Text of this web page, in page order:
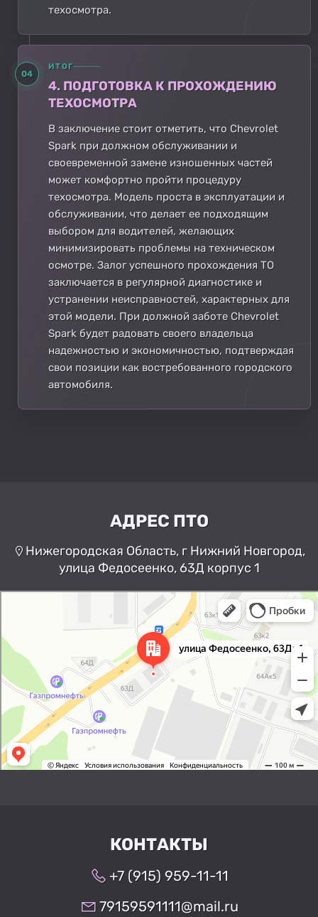
техосмотра.
04
ИТОГ
4. ПОДГОТОВКА К ПРОХОЖДЕНИЮ
ТЕХОСМОТРА
В заключение стоит отметить, что Chevrolet
Spark при должном обслуживании и
своевременной замене изношенных частей
может комфортно пройти процедуру
техосмотра. Модель проста в эксплуатации и
обслуживании, что делает ее подходящим
выбором для водителей, желающих
минимизировать проблемы на техническом
осмотре. Залог успешного прохождения ТО
заключается в регулярной диагностике и
устранении неисправностей, характерных для
этой модели. При должной заботе Chevrolet
Spark будет радовать своего владельца
надежностью и экономичностью, подтверждая
свои позиции как востребованного городского
автомобиля.
АДРЕС ПТО
Нижегородская Область, г Нижний Новгород,
улица Федосеенко, 63Д корпус 1
Нижний Новгород
Улица Федосеенко, 63Дк1 —
Яндекс Карты
КОНТАКТЫ
+7 (915) 959-11-11
79159591111@mail.ru